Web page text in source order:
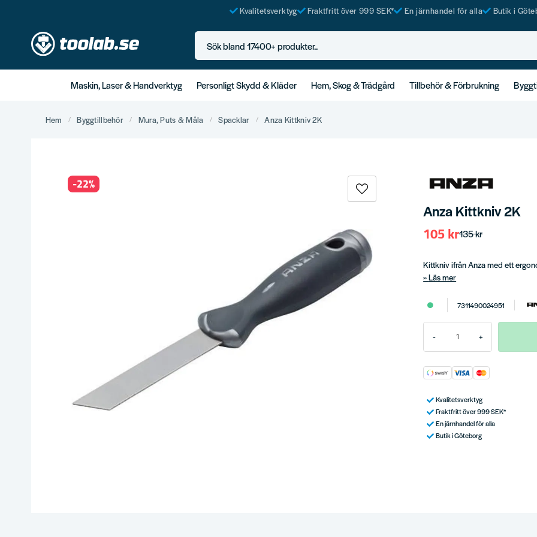
Kvalitetsverktyg Fraktfritt över 999 SEK* En järnhandel för alla Butik i
Sök bland 17400+ produkter..
Maskin, Laser & Handverktyg Personligt Skydd & Kläder Hem, Skog & Trädgård Tillbehör & Förbrukning
Hem Byggtillbehör Mura, Puts & Måla Spacklar Anza Kittkniv 2K
-22%
Anza Kittkniv 2K
135 kr
105 kr
Kittkniv ifrån Anza med ett
Läs mer
7311490024951
- +
Kvalitetsverktyg
Fraktfritt över 999 SEK*
En järnhandel för alla
Butik i Göteborg